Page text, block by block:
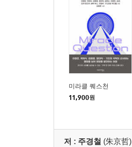
미라클 퀘스천
11,900원
저 : 주경철 (朱京哲)